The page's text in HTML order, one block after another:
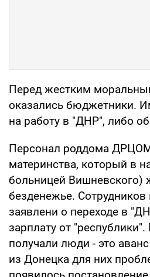
Перед жестким
оказались бюджетники.
на работу в "ДНР", либо
Персонал роддома
материнства, который в
больницей Вишневского)
безденежье.
заявлени о переходе в
зарплату от
получали люди - это
из Донецка для них